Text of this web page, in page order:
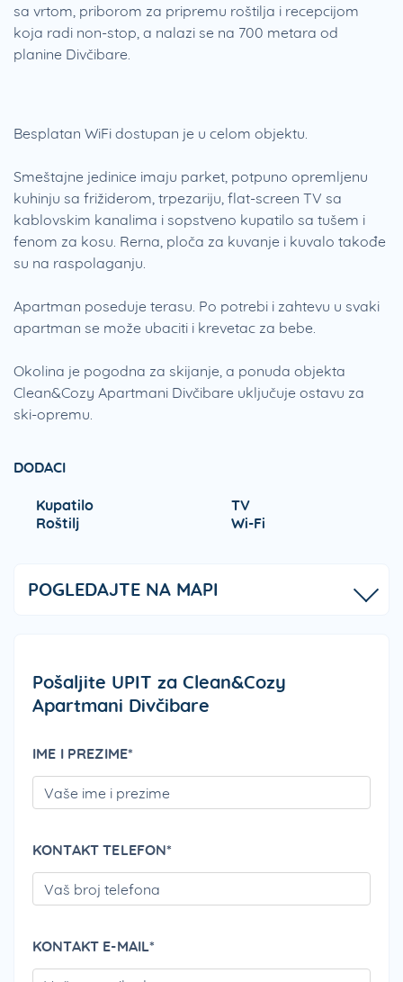
sa vrtom, priborom za pripremu roštilja i recepcijom
koja radi non-stop, a nalazi se na 700 metara od
planine Divčibare.
Besplatan WiFi dostupan je u celom objektu.
Smeštajne jedinice imaju parket, potpuno opremljenu
kuhinju sa frižiderom, trpezariju, flat-screen TV sa
kablovskim kanalima i sopstveno kupatilo sa tušem i
fenom za kosu. Rerna, ploča za kuvanje i kuvalo takođe
su na raspolaganju.
Apartman poseduje terasu. Po potrebi i zahtevu u svaki
apartman se može ubaciti i krevetac za bebe.
Okolina je pogodna za skijanje, a ponuda objekta
Clean&Cozy Apartmani Divčibare uključuje ostavu za
ski-opremu.
DODACI
Kupatilo
Roštilj
TV
Wi-Fi
POGLEDAJTE NA MAPI
Pošaljite UPIT za Clean&Cozy
Apartmani Divčibare
IME I PREZIME*
KONTAKT TELEFON*
KONTAKT E-MAIL*